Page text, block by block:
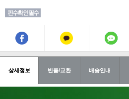
핀수확인 필수
상세정보 반품/교환 배송안내